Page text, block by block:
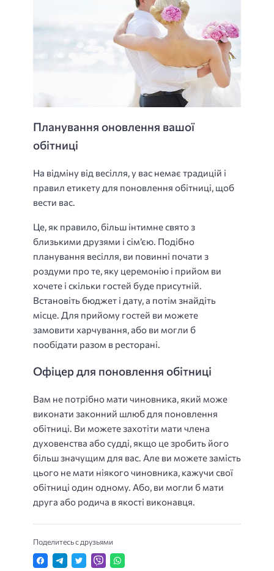
Планування оновлення вашої
обітниці
На відміну від весілля, у вас немає традицій і
правил етикету для поновлення обітниці, щоб
вести вас.
Це, як правило, більш інтимне свято з
близькими друзями і сім’єю. Подібно
планування весілля, ви повинні почати з
роздуми про те, яку церемонію і прийом ви
хочете і скільки гостей буде присутній.
Встановіть бюджет і дату, а потім знайдіть
місце. Для прийому гостей ви можете
замовити харчування, або ви могли б
пообідати разом в ресторані.
Офіцер для поновлення обітниці
Вам не потрібно мати чиновника, який може
виконати законний шлюб для поновлення
обітниці. Ви можете захотіти мати члена
духовенства або судді, якщо це зробить його
більш значущим для вас. Але ви можете замість
цього не мати ніякого чиновника, кажучи свої
обітниці один одному. Або, ви могли б мати
друга або родича в якості виконавця.
Поделитесь с друзьями